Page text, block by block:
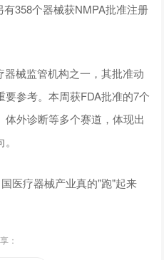
358个器械获NMPA批准注册
械监管机构之一，其批准动
参考。本周获FDA批准的7个
外诊断等多个赛道，体现出
医疗器械产业真的"跑"起来
：